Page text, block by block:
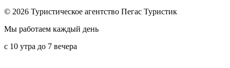
© 2026 Туристическое агентство Пегас Туристик
Мы работаем каждый день
с 10 утра до 7 вечера